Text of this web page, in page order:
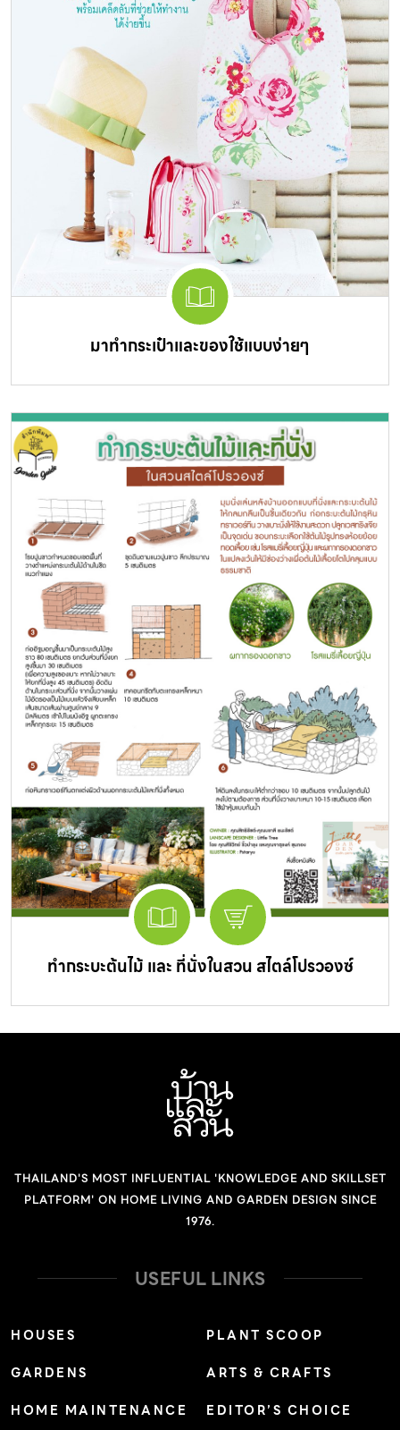
มาทำกระเป๋าและของใช้แบบง่ายๆ
ทำกระบะต้นไม้ และ ที่นั่งในสวน สไตล์โปรวองซ์
THAILAND'S MOST INFLUENTIAL 'KNOWLEDGE AND SKILLSET
PLATFORM' ON HOME LIVING AND GARDEN DESIGN SINCE
1976.
USEFUL LINKS
HOUSES
GARDENS
HOME MAINTENANCE
PLANT SCOOP
ARTS & CRAFTS
EDITOR’S CHOICE